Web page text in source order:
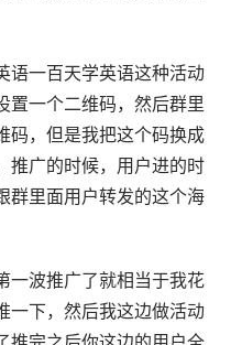
语一百天学英语这种活动
置一个二维码，然后群里
码，但是我把这个码换成
推广的时候，用户进的时
群里面用户转发的这个海
一波推广了就相当于我花
一下，然后我这边做活动